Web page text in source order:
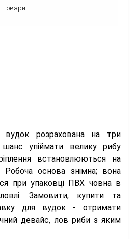
товари
вудок розрахована на три
упіймати велику рибу
встановлюються на
Робоча основа знімна; вона
при упаковці ПВХ човна в
Замовити, купити та
для вудок - отримати
девайс, лов риби з яким